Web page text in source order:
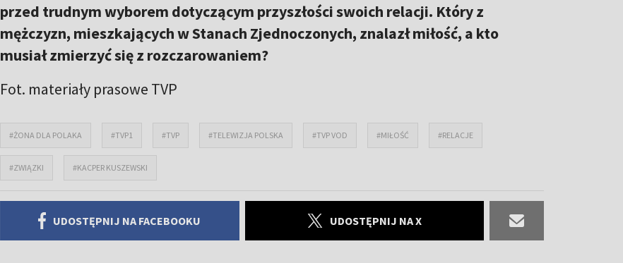
przed trudnym wyborem dotyczącym przyszłości swoich relacji. Który z
mężczyzn, mieszkających w Stanach Zjednoczonych, znalazł miłość, a kto
musiał zmierzyć się z rozczarowaniem?
Fot. materiały prasowe TVP
#ŻONA DLA POLAKA #TVP1 #TVP #TELEWIZJA POLSKA #TVP VOD #MIŁOŚĆ #RELACJE
#ZWIĄZKI #KACPER KUSZEWSKI
UDOSTĘPNIJ NA FACEBOOKU UDOSTĘPNIJ NA X